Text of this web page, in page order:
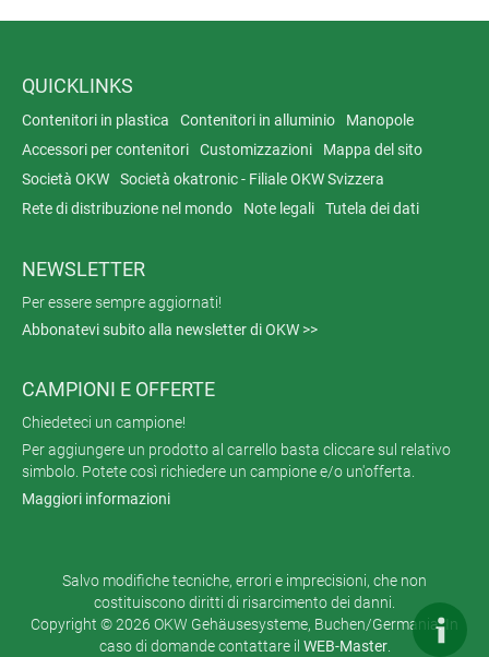
QUICKLINKS
Contenitori in plastica Contenitori in alluminio
Manopole
Accessori per contenitori
Customizzazioni
Mappa del sito
Società OKW
Società okatronic - Filiale OKW Svizzera
Rete di distribuzione nel mondo
Note legali Tutela dei dati
NEWSLETTER
Per essere sempre aggiornati!
Abbonatevi subito alla newsletter di OKW >>
CAMPIONI E OFFERTE
Chiedeteci un campione!
Per aggiungere un prodotto al carrello basta cliccare sul relativo
simbolo. Potete così richiedere un campione e/o un'offerta.
Maggiori informazioni
Salvo modifiche tecniche, errori e imprecisioni, che non
costituiscono diritti di risarcimento dei danni.
Copyright © 2026 OKW Gehäusesysteme, Buchen/Germania. In
caso di domande contattare il WEB-Master.